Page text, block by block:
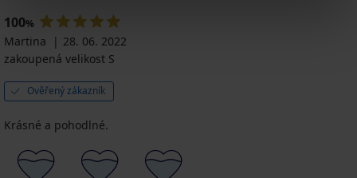
100%
Martina
28. 06. 2022
zakoupená velikost S
Ověřený zákazník
Krásné a pohodlné.